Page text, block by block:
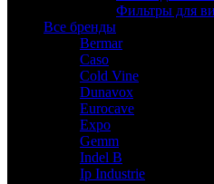
Фильтры для
Все бренды
Bermar
Caso
Cold Vine
Dunavox
Eurocave
Expo
Gemm
Indel B
Ip Industrie